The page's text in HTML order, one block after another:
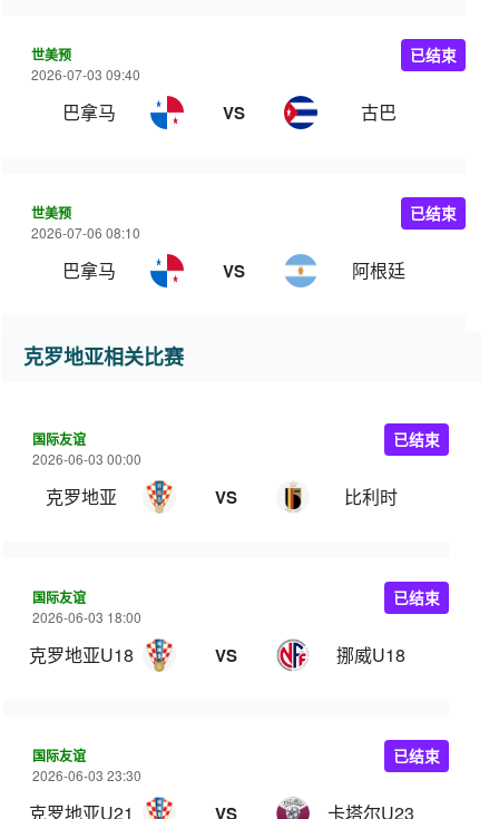
世美预
2026-07-03 09:40
巴拿马 VS 古巴
已结束
世美预
2026-07-06 08:10
巴拿马 VS 阿根廷
已结束
克罗地亚相关比赛
国际友谊
2026-06-03 00:00
克罗地亚 VS 比利时
已结束
国际友谊
2026-06-03 18:00
克罗地亚U18 VS 挪威U18
已结束
国际友谊
2026-06-03 23:30
克罗地亚U21 VS 卡塔尔U23
已结束